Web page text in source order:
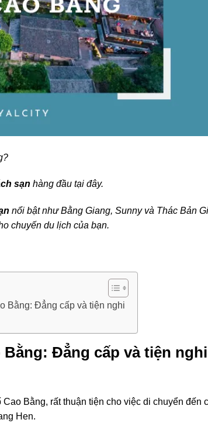
sạn hàng đầu tại đây.
nổi bật như Bằng Giang, Sunny và Thác Bản
chuyến du lịch của bạn.
Bằng: Đẳng cấp và tiện nghi
Bằng: Đẳng cấp và tiện nghi
Cao Bằng, rất thuận tiện cho việc di chuyển đến
Hen.